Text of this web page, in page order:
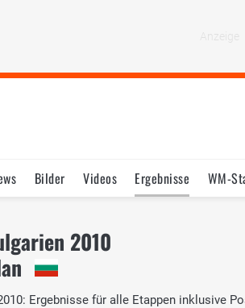
Bilder Videos Ergebnisse WM-
2010
Ergebnisse für alle Etappen inklusive